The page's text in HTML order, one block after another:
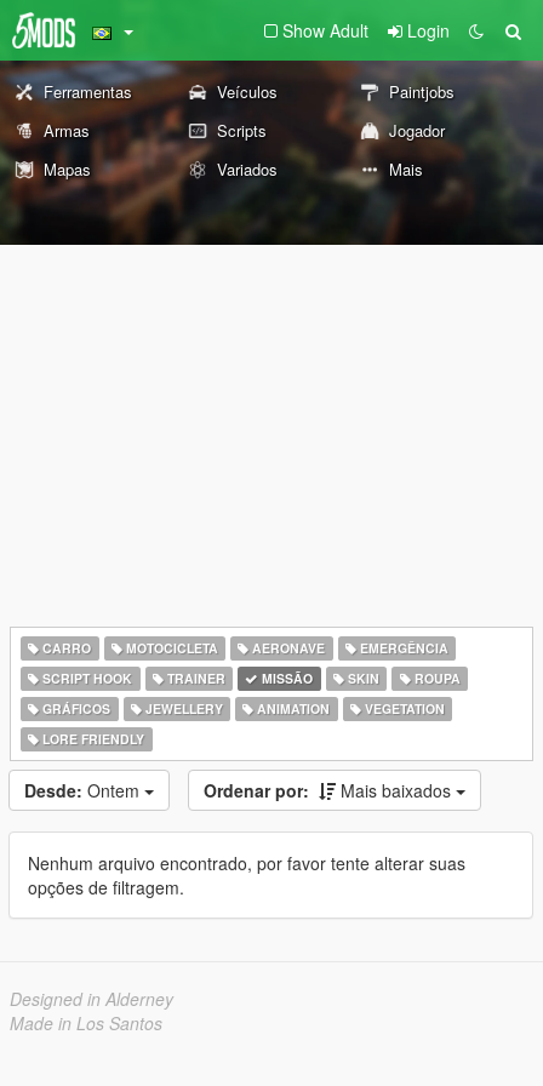
Show Adult Login
Ferramentas Veículos
Paintjobs
Armas
Scripts
Jogador
Mapas
Variados Mais
CARRO MOTOCICLETA AERONAVE
EMERGÊNCIA
SCRIPT HOOK
TRAINER MISSÃO SKIN
ROUPA
GRÁFICOS
JEWELLERY ANIMATION
VEGETATION
LORE FRIENDLY
Desde: Ontem Ordenar por: Mais baixados
Nenhum arquivo encontrado, por favor tente alterar suas
opções de filtragem.
Designed in Alderney
Made in Los Santos